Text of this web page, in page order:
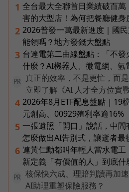
1 全台最大全聯首日業績破百
害的大型店！為何把餐廳健身
2 2026普發一萬最新進度｜國
能領嗎？地方發錢大盤點
3 台達電第二曲線盤點：「不發
什麼？AI機器人、微電網、氫
PR
真正的效率，不是更忙，而
立即了解《AI 人才全方位實戰
4 2026年8月ETF配息盤點｜19
元創高、00929殖利率逾16%
5 一張遺照「開口」說話，中
怎麼做出AI告別式，讓逝者最
6 連黃仁勳都叫年輕人當水電
新定義「有價值的人」到底什
PR
核保快六成、理賠判讀再加
AI助理重塑保險服務？